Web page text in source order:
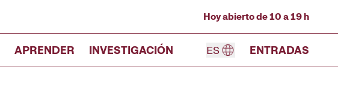
Hoy abierto de 10 a 19 h
APRENDER INVESTIGACIÓN ES ENTRADAS